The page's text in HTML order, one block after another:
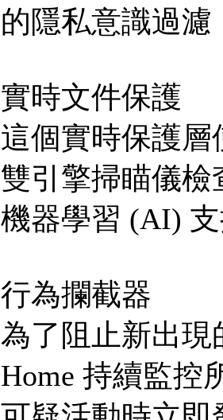
的隱私意識過濾
實時文件保護
這個實時保護層
雙引擎掃瞄儀
機器學習 (AI)
行為攔截器
為了阻止新出現
Home 持續監控